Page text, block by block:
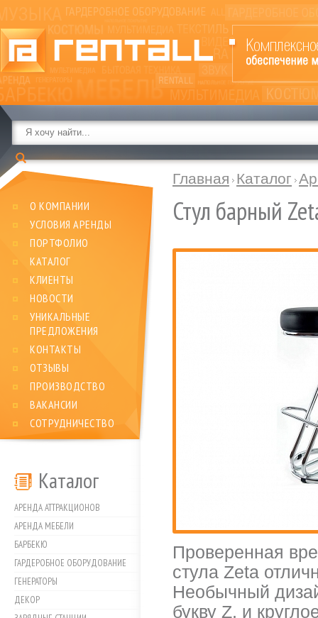
О КОМПАНИИ
УСЛОВИЯ АРЕНДЫ
ПОРТФОЛИО
КАТАЛОГ
КЛИЕНТЫ
НОВОСТИ
УНИКАЛЬНЫЕ
ПРЕДЛОЖЕНИЯ
КОНТАКТЫ
ОТЗЫВЫ
ПРОИЗВОДСТВО
ВАКАНСИИ
СОТРУДНИЧЕСТВО
Каталог
АРЕНДА АТТРАКЦИОНОВ
АРЕНДА МЕБЕЛИ
БАРБЕКЮ
ГАРДЕРОБНОЕ ОБОРУДОВАНИЕ
ГЕНЕРАТОРЫ
ДЕКОР
Главная Каталог
Стул барный
Проверенная
стула Zeta
Необычный
букву Z, и